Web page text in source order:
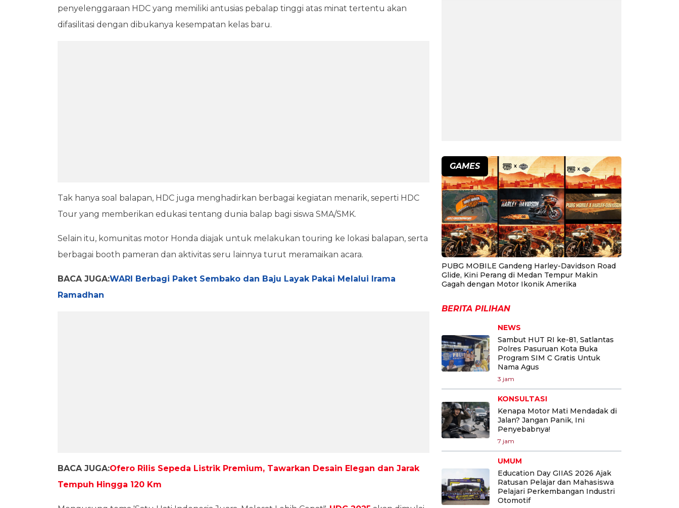
penyelenggaraan HDC yang memiliki antusias pebalap tinggi atas minat tertentu akan
difasilitasi dengan dibukanya kesempatan kelas baru.
Tak hanya soal balapan, HDC juga menghadirkan berbagai kegiatan menarik, seperti HDC
Tour yang memberikan edukasi tentang dunia balap bagi siswa SMA/SMK.
Selain itu, komunitas motor Honda diajak untuk melakukan touring ke lokasi balapan, serta
berbagai booth pameran dan aktivitas seru lainnya turut meramaikan acara.
BACA JUGA:WARI Berbagi Paket Sembako dan Baju Layak Pakai Melalui Irama
Ramadhan
BACA JUGA:Ofero Rilis Sepeda Listrik Premium, Tawarkan Desain Elegan dan Jarak
Tempuh Hingga 120 Km
GAMES
PUBG MOBILE Gandeng Harley-Davidson Road
Glide, Kini Perang di Medan Tempur Makin
Gagah dengan Motor Ikonik Amerika
BERITA PILIHAN
NEWS
Sambut HUT RI ke-81, Satlantas
Polres Pasuruan Kota Buka
Program SIM C Gratis Untuk
Nama Agus
3 jam
KONSULTASI
Kenapa Motor Mati Mendadak di
Jalan? Jangan Panik, Ini
Penyebabnya!
7 jam
UMUM
Education Day GIIAS 2026 Ajak
Ratusan Pelajar dan Mahasiswa
Pelajari Perkembangan Industri
Otomotif